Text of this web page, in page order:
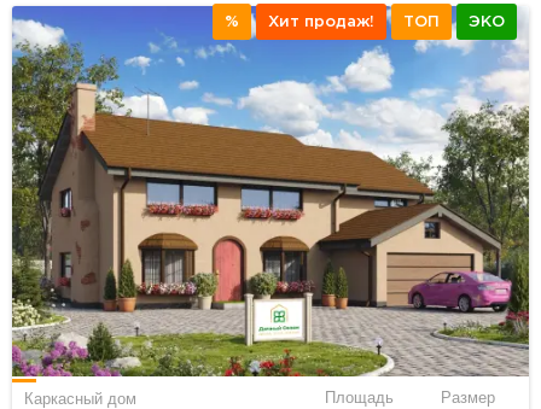
% Хит продаж! ТОП ЭКО
Каркасный дом Площадь Размер